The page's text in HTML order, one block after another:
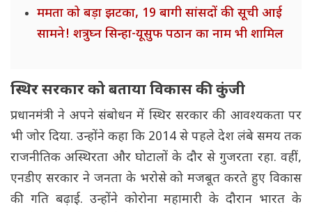
ममता को बड़ा झटका, 19 बागी सांसदों की सूची आई
सामने! शत्रुघ्न सिन्हा-यूसुफ पठान का नाम भी शामिल
स्थिर सरकार को बताया विकास की कुंजी
प्रधानमंत्री ने अपने संबोधन में स्थिर सरकार की आवश्यकता पर
भी जोर दिया. उन्होंने कहा कि 2014 से पहले देश लंबे समय तक
राजनीतिक अस्थिरता और घोटालों के दौर से गुजरता रहा. वहीं,
एनडीए सरकार ने जनता के भरोसे को मजबूत करते हुए विकास
की गति बढ़ाई. उन्होंने कोरोना महामारी के दौरान भारत के